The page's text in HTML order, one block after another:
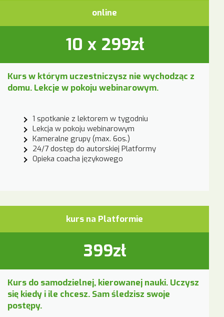
online
10 x 299zł
Kurs w którym uczestniczysz nie wychodząc z
domu. Lekcje w pokoju webinarowym.
1 spotkanie z lektorem w tygodniu
Lekcja w pokoju webinarowym
Kameralne grupy (max. 6os.)
24/7 dostęp do autorskiej Platformy
Opieka coacha językowego
kurs na Platformie
399zł
Kurs do samodzielnej, kierowanej nauki. Uczysz
się kiedy i ile chcesz. Sam śledzisz swoje
postępy.